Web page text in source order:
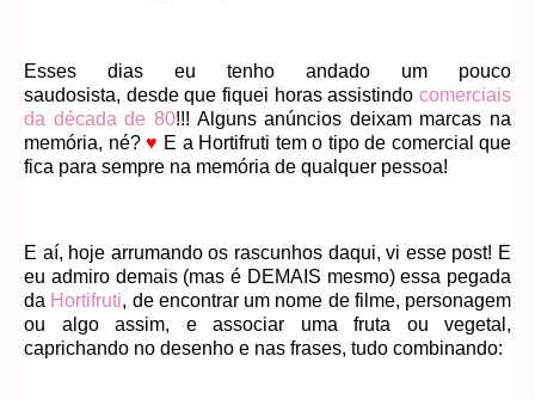
Esses dias eu tenho andado um pouco
saudosista, desde que fiquei horas assistindo comerciais
da década de 80!!! Alguns anúncios deixam marcas na
memória, né? ♥ E a Hortifruti tem o tipo de comercial que
fica para sempre na memória de qualquer pessoa!
E aí, hoje arrumando os rascunhos daqui, vi esse post! E
eu admiro demais (mas é DEMAIS mesmo) essa pegada
da Hortifruti, de encontrar um nome de filme, personagem
ou algo assim, e associar uma fruta ou vegetal,
caprichando no desenho e nas frases, tudo combinando: